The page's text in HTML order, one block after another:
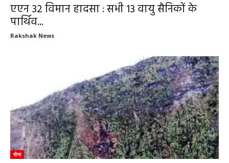
एएन 32 विमान हादसा : सभी 13 वायु सैनिकों के
पार्थिव...
Rakshak News
सेना